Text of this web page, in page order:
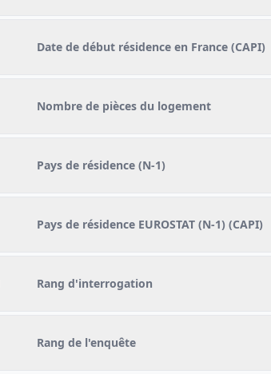
Date de début résidence en France (CAPI)
Nombre de pièces du logement
Pays de résidence (N-1)
Pays de résidence EUROSTAT (N-1) (CAPI)
Rang d'interrogation
Rang de l'enquête